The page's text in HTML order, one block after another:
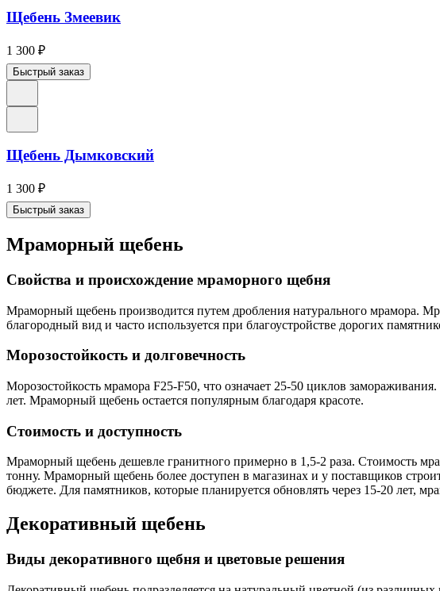
Щебень Змеевик
1 300 ₽
Быстрый заказ
Щебень Дымковский
1 300 ₽
Быстрый заказ
Мраморный щебень
Свойства и происхождение мраморного щебня
Мраморный щебень производится путем дробления натурального мрамора.
благородный вид и часто используется при благоустройстве дорогих
Морозостойкость и долговечность
Морозостойкость мрамора F25-F50, что означает 25-50 циклов
лет. Мраморный щебень остается популярным благодаря красоте.
Стоимость и доступность
Мраморный щебень дешевле гранитного примерно в 1,5-2 раза. Стоимость
тонну. Мраморный щебень более доступен в магазинах и у поставщиков
бюджете. Для памятников, которые планируется обновлять через 15-20 лет,
Декоративный щебень
Виды декоративного щебня и цветовые решения